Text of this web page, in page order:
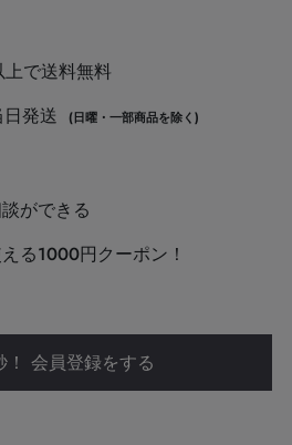
で送料無料
発送
(日曜・一部商品を除く)
ができる
る1000円クーポン！
！ 会員登録をする